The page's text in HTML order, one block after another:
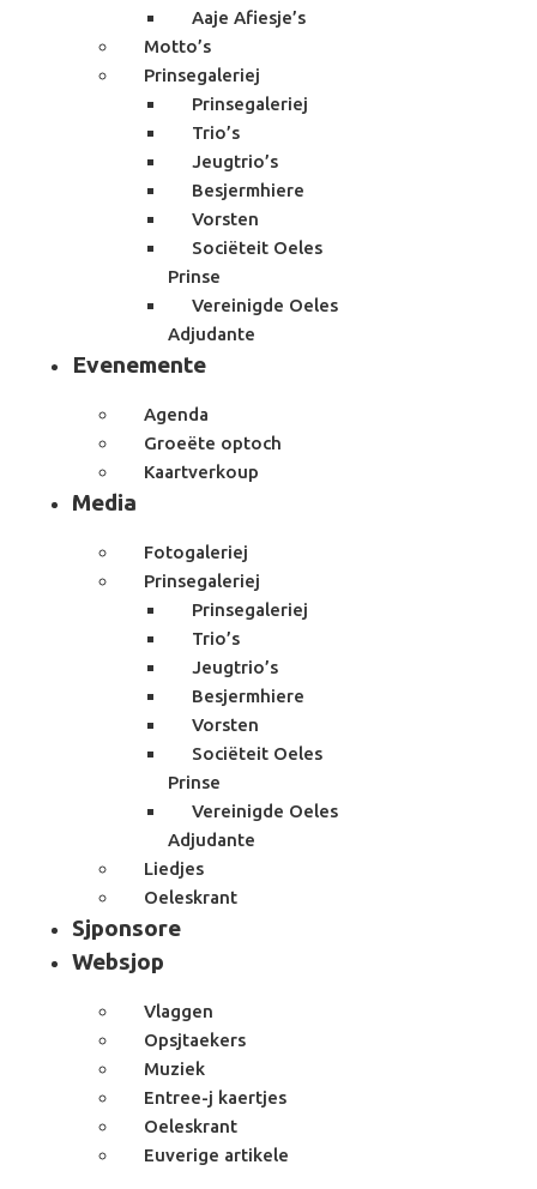
Aaje Afiesje’s
Motto’s
Prinsegaleriej
Prinsegaleriej
Trio’s
Jeugtrio’s
Besjermhiere
Vorsten
Sociëteit Oeles
Prinse
Vereinigde Oeles
Adjudante
Evenemente
Agenda
Groeëte optoch
Kaartverkoup
Media
Fotogaleriej
Prinsegaleriej
Prinsegaleriej
Trio’s
Jeugtrio’s
Besjermhiere
Vorsten
Sociëteit Oeles
Prinse
Vereinigde Oeles
Adjudante
Liedjes
Oeleskrant
Sjponsore
Websjop
Vlaggen
Opsjtaekers
Muziek
Entree-j kaertjes
Oeleskrant
Euverige artikele